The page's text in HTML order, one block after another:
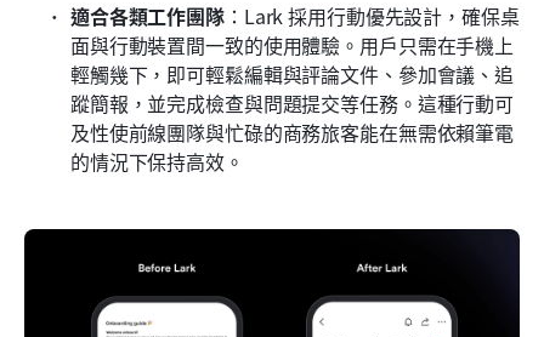
適合各類工作團隊：Lark 採用行動優先設計，確保桌
面與行動裝置間一致的使用體驗。用戶只需在手機上
輕觸幾下，即可輕鬆編輯與評論文件、參加會議、追
蹤簡報，並完成檢查與問題提交等任務。這種行動可
及性使前線團隊與忙碌的商務旅客能在無需依賴筆電
的情況下保持高效。